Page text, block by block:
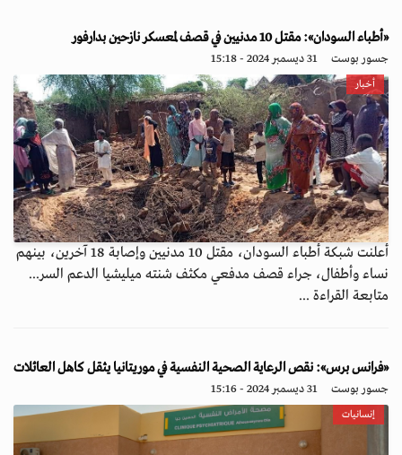
«أطباء السودان»: مقتل 10 مدنيين في قصف لمعسكر نازحين بدارفور
جسور بوست 31 ديسمبر 2024 - 15:18
أخبار
أعلنت شبكة أطباء السودان، مقتل 10 مدنيين وإصابة 18 آخرين، بينهم
نساء وأطفال، جراء قصف مدفعي مكثف شنته ميليشيا الدعم السر...
متابعة القراءة ...
«فرانس برس»: نقص الرعاية الصحية النفسية في موريتانيا يثقل كاهل العائلات
جسور بوست 31 ديسمبر 2024 - 15:16
إنسانيات